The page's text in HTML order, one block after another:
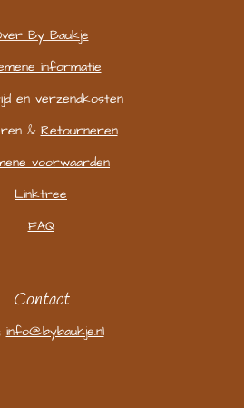
By Baukje
informatie
en verzendkosten
& Retourneren
voorwaarden
Linktree
FAQ
Contact
info@bybaukje.nl